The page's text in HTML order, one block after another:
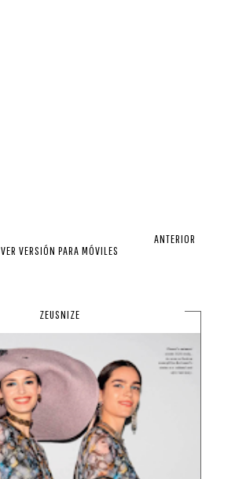
ANTERIOR
VER VERSIÓN PARA MÓVILES
ZEUSNIZE